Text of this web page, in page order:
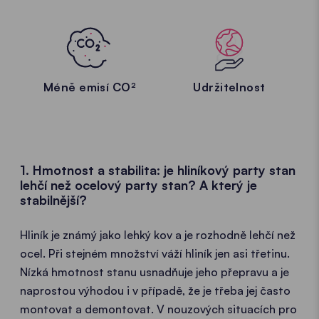
Méně emisí CO² Udržitelnost
1. Hmotnost a stabilita: je hliníkový party stan
lehčí než ocelový party stan? A který je
stabilnější?
Hliník je známý jako lehký kov a je rozhodně lehčí než
ocel. Při stejném množství váží hliník jen asi třetinu.
Nízká hmotnost stanu usnadňuje jeho přepravu a je
naprostou výhodou i v případě, že je třeba jej často
montovat a demontovat. V nouzových situacích pro